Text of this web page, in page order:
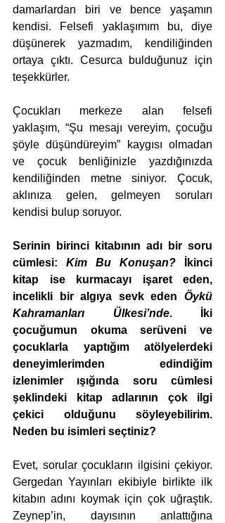
damarlardan biri ve bence yaşamın
kendisi. Felsefi yaklaşımım bu, diye
düşünerek yazmadım, kendiliğinden
ortaya çıktı. Cesurca bulduğunuz için
teşekkürler.
Çocukları merkeze alan felsefi
yaklaşım, “Şu mesajı vereyim, çocuğu
şöyle düşündüreyim” kaygısı olmadan
ve çocuk benliğinizle yazdığınızda
kendiliğinden metne siniyor. Çocuk,
aklınıza gelen, gelmeyen soruları
kendisi bulup soruyor.
Serinin birinci kitabının adı bir soru
cümlesi: Kim Bu Konuşan? İkinci
kitap ise kurmacayı işaret eden,
incelikli bir algıya sevk eden Öykü
Kahramanları Ülkesi’nde. İki
çocuğumun okuma serüveni ve
çocuklarla yaptığım atölyelerdeki
deneyimlerimden edindiğim
izlenimler ışığında soru cümlesi
şeklindeki kitap adlarının çok ilgi
çekici olduğunu söyleyebilirim.
Neden bu isimleri seçtiniz?
Evet, sorular çocukların ilgisini çekiyor.
Gergedan Yayınları ekibiyle birlikte ilk
kitabın adını koymak için çok uğraştık.
Zeynep’in, dayısının anlattığına